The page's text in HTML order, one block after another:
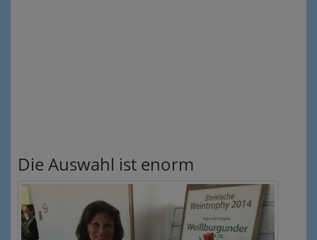
Die Auswahl ist enorm